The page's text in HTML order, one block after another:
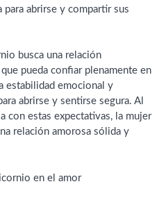
para abrirse y compartir sus
busca una relación
pueda confiar plenamente en
estabilidad emocional y
abrirse y sentirse segura. Al
con estas expectativas, la mujer
relación amorosa sólida y